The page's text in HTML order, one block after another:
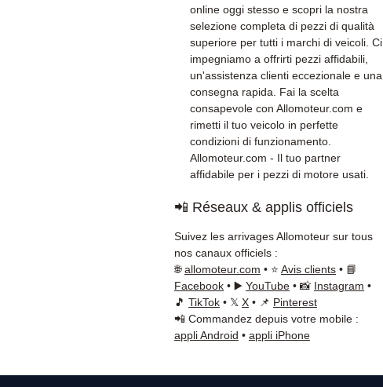
online oggi stesso e scopri la nostra
selezione completa di pezzi di qualità
superiore per tutti i marchi di veicoli. Ci
impegniamo a offrirti pezzi affidabili,
un'assistenza clienti eccezionale e una
consegna rapida. Fai la scelta
consapevole con Allomoteur.com e
rimetti il tuo veicolo in perfette
condizioni di funzionamento.
Allomoteur.com - Il tuo partner
affidabile per i pezzi di motore usati.
📲 Réseaux & applis officiels
Suivez les arrivages Allomoteur sur tous
nos canaux officiels :
🌐allomoteur.com • ⭐ Avis clients • 📘
Facebook • ▶️ YouTube • 📸 Instagram •
🎵 TikTok • 𝕏 X • 📌 Pinterest
📲 Commandez depuis votre mobile :
appli Android • appli iPhone